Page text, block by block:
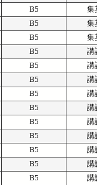
B5 集
B5 集
B5 集
B5 講
B5 講
B5 講
B5 講
B5 講
B5 講
B5 講
B5 講
B5 講
B5 講